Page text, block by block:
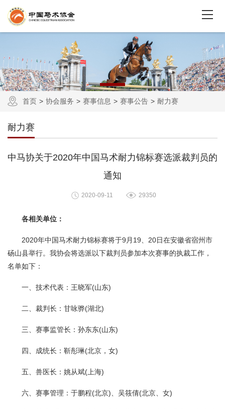
首页 协会服务 赛事信息 赛事公告 耐力赛
耐力赛
中马协关于2020年中国马术耐力锦标赛选派裁判员的
通知
2020-09-11 29350
各相关单位：
2020年中国马术耐力锦标赛将于9月19、20日在安徽省宿州市
砀山县举行。我协会将选派以下裁判员参加本次赛事的执裁工作，
名单如下：
一、技术代表：王晓军(山东)
二、裁判长：甘咏骅(湖北)
三、赛事监管长：孙东东(山东)
四、成统长：靳彤琳(北京，女)
五、兽医长：姚从斌(上海)
六、赛事管理：于鹏程(北京)、吴筱倩(北京、女)